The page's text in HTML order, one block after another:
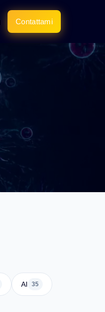
Contattami
AI 35